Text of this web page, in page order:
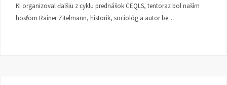
KI organizoval ďalšiu z cyklu prednášok CEQLS, tentoraz bol naším
hosťom Rainer Zitelmann, historik, sociológ a autor be…